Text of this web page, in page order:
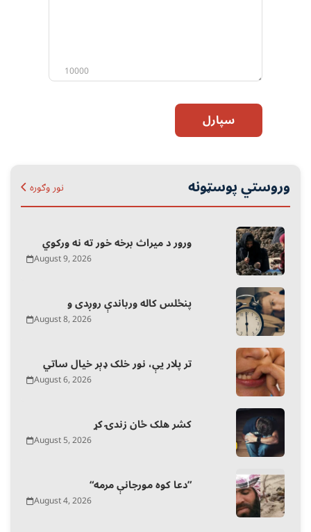
10000
سپارل
وروستي پوسټونه نور وګوره
ورور د میراث برخه خور ته نه ورکوي
August 9, 2026
پنځلس کاله ورباندې روږدی و
August 8, 2026
تر پلار یې، نور خلک ډېر خیال ساتي
August 6, 2026
کشر هلک ځان زندۍ کړ
August 5, 2026
“دعا کوه مورجانې مرمه”
August 4, 2026